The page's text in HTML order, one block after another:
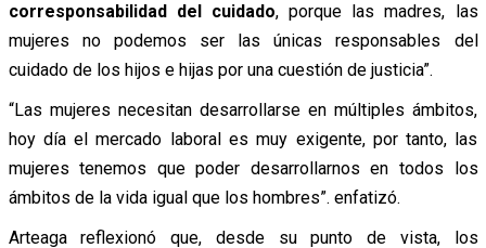
corresponsabilidad del cuidado, porque las madres, las
mujeres no podemos ser las únicas responsables del
cuidado de los hijos e hijas por una cuestión de justicia”.
“Las mujeres necesitan desarrollarse en múltiples ámbitos,
hoy día el mercado laboral es muy exigente, por tanto, las
mujeres tenemos que poder desarrollarnos en todos los
ámbitos de la vida igual que los hombres”. enfatizó.
Arteaga reflexionó que, desde su punto de vista, los